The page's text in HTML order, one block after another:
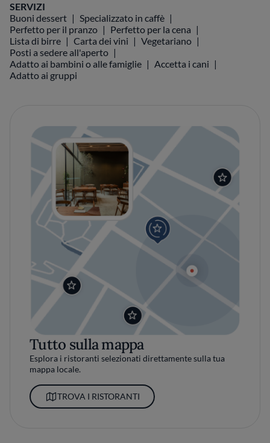
SERVIZI
Buoni dessert
Specializzato in caffè
Perfetto per il pranzo
Perfetto per la cena
Lista di birre
Carta dei vini
Vegetariano
Posti a sedere all'aperto
Adatto ai bambini o alle famiglie
Accetta i cani
Adatto ai gruppi
Tutto sulla mappa
Esplora i ristoranti selezionati direttamente sulla tua
mappa locale.
TROVA I RISTORANTI